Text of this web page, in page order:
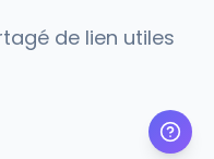
de lien utiles